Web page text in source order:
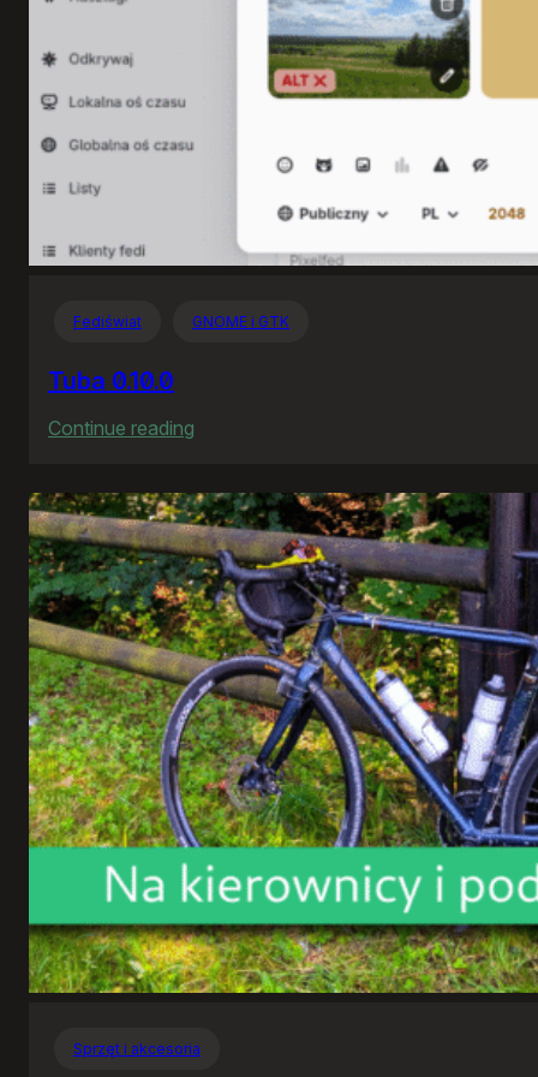
Fediświat GNOME i GTK
Tuba 0.10.0
Continue reading
0.10.0
Sprzęt i akcesoria